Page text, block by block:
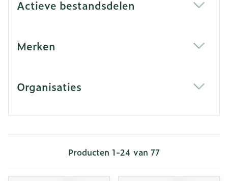
Actieve bestandsdelen
Merken
Organisaties
Producten 1-24 van 77